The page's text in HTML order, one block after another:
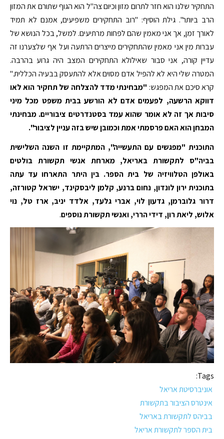
התחקיר שלנו הוא חזר לתרום מזון וכיום צה"ל הוא הגוף שתורם את המזון
הרב ביותר". גילת הוסיף: "רוב התחקירים משפיעים, אמנם לא תמיד
לאורך זמן, אך אני מאמין שהם לפחות מרתיעים. למשל, בכל הנושא של
עברות מין אני מאמין שהתחקירים מייצרים הרתעה ועל אף שלצערנו זה
עדיין קורה, אני סבור שאילולא התחקירים המצב היה גרוע בהרבה.
המטרה שלי היא לא להפיל אדם מסוים אלא להתעסק בבעיה הכללית."
קרא סיכם את המפגש: "מבחינתי מדד להצלחה של תחקיר הוא לאו
דווקא הרשעה, לפעמים אדם לא הורשע בבית משפט מכל מיני
סיבות אך זה לא אומר שהוא עמד בסטנדרטים ציבוריים. מבחינתי
המבחן הוא האם פרסמתי אמת וכמובן שיש בזה עניין לציבור".
התוכנית "מפגשים עם התעשייה", המתקיימת זו השנה השלישית
בביה"ס לתקשורת באריאל, מארחת אנשי תקשורת בולטים
באולפן הטלוויזיה של בית הספר. בין היתר התארחו עד עתה
בתוכנית ירון לונדון, נחום ברנע, קלמן ליבסקינד, ישראל קטורזה,
דרור גלוברמן, גדעון לוי, אברי גלעד, אלדד יניב, ארז טל, נוי
אלוש, ליאת רון, דידי הררי, ואנשי תקשורת נוספים.
Tags:
אוניברסיטת אריאל
אינטרס הציבור בתקשורת
בביהס לתקשורת באריאל
בית הספר לתקשורת אריאל